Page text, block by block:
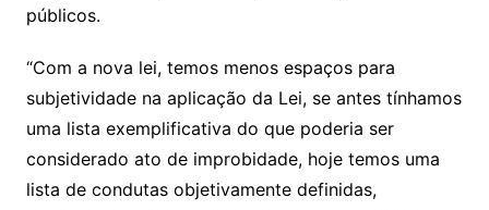
públicos.
“Com a nova lei, temos menos espaços para
subjetividade na aplicação da Lei, se antes tínhamos
uma lista exemplificativa do que poderia ser
considerado ato de improbidade, hoje temos uma
lista de condutas objetivamente definidas,